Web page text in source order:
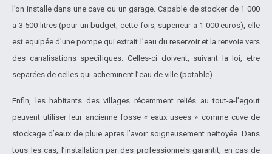
l’on installe dans une cave ou un garage. Capable de stocker de 1 000
a 3 500 litres (pour un budget, cette fois, superieur a 1 000 euros), elle
est equipée d’une pompe qui extrait l’eau du reservoir et la renvoie vers
des canalisations specifiques. Celles-ci doivent, suivant la loi, etre
separées de celles qui acheminent l’eau de ville (potable).
Enfin, les habitants des villages récemment reliés au tout-a-l’egout
peuvent utiliser leur ancienne fosse « eaux usees » comme cuve de
stockage d’eaux de pluie apres l’avoir soigneusement nettoyée. Dans
tous les cas, l’installation par des professionnels garantit, en cas de